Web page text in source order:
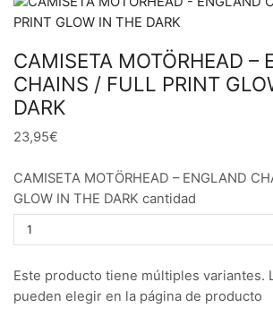
CAMISETA MOTÖRHEAD –
CHAINS / FULL PRINT
DARK
23,95€
CAMISETA MOTÖRHEAD – ENGLAND
GLOW IN THE DARK cantidad
Este producto tiene múltiples variantes.
pueden elegir en la página de producto